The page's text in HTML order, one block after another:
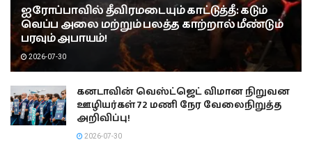
ஐரோப்பாவில் தீவிரமடையும் காட்டுத்தீ: கடும்
வெப்ப அலை மற்றும் பலத்த காற்றால் மீண்டும்
பரவும் அபாயம்!
2026-07-30
கனடாவின் வெஸ்ட்ஜெட் விமான நிறுவன
ஊழியர்கள் 72 மணி நேர வேலைநிறுத்த
அறிவிப்பு!
2026-07-30